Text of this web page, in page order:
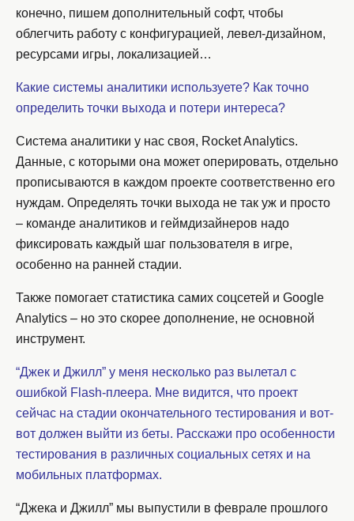
конечно, пишем дополнительный софт, чтобы
облегчить работу с конфигурацией, левел-дизайном,
ресурсами игры, локализацией…
Какие системы аналитики используете? Как точно
определить точки выхода и потери интереса?
Система аналитики у нас своя, Rocket Analytics.
Данные, с которыми она может оперировать, отдельно
прописываются в каждом проекте соответственно его
нуждам. Определять точки выхода не так уж и просто
– команде аналитиков и геймдизайнеров надо
фиксировать каждый шаг пользователя в игре,
особенно на ранней стадии.
Также помогает статистика самих соцсетей и Google
Analytics – но это скорее дополнение, не основной
инструмент.
“Джек и Джилл” у меня несколько раз вылетал с
ошибкой Flash-плеера. Мне видится, что проект
сейчас на стадии окончательного тестирования и вот-
вот должен выйти из беты. Расскажи про особенности
тестирования в различных социальных сетях и на
мобильных платформах.
“Джека и Джилл” мы выпустили в феврале прошлого